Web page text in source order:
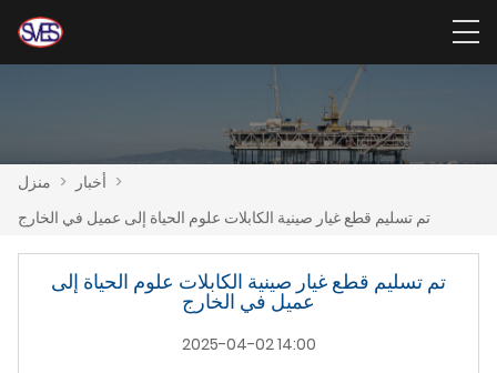
منزل > أخبار >
تم تسليم قطع غيار صينية الكابلات علوم الحياة إلى عميل في الخارج
تم تسليم قطع غيار صينية الكابلات علوم الحياة إلى
عميل في الخارج
2025-04-02 14:00